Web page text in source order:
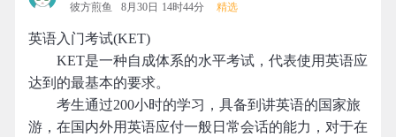
彼方煎鱼 8月30日 14时44分 精选
英语入门考试(KET)
KET是一种自成体系的水平考试，代表使用英语应
达到的最基本的要求。
考生通过200小时的学习，具备到讲英语的国家旅
游，在国内外用英语应付一般日常会话的能力，对于在